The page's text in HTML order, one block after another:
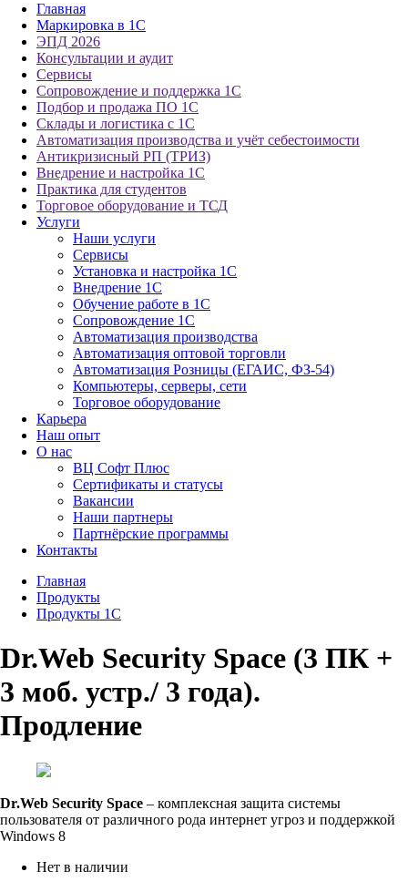
Главная
Маркировка в 1С
ЭПД 2026
Консультации и аудит
Сервисы
Сопровождение и поддержка 1С
Подбор и продажа ПО 1С
Склады и логистика с 1С
Автоматизация производства и учёт себестоимости
Антикризисный РП (ТРИЗ)
Внедрение и настройка 1С
Практика для студентов
Торговое оборудование и ТСД
Услуги
Наши услуги
Сервисы
Установка и настройка 1С
Внедрение 1С
Обучение работе в 1С
Сопровождение 1С
Автоматизация производства
Автоматизация оптовой торговли
Автоматизация Розницы (ЕГАИС, ФЗ-54)
Компьютеры, серверы, сети
Торговое оборудование
Карьера
Наш опыт
О нас
ВЦ Софт Плюс
Сертификаты и статусы
Вакансии
Наши партнеры
Партнёрские программы
Контакты
Главная
Продукты
Продукты 1С
Dr.Web Security Space (3 ПК +
3 моб. устр./ 3 года).
Продление
Dr.Web Security Space – комплексная защита системы
пользователя от различного рода интернет угроз и поддержкой
Windows 8
Нет в наличии